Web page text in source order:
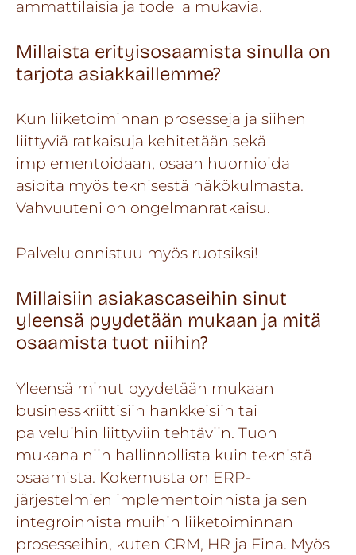
ammattilaisia ja todella mukavia.
Millaista erityisosaamista sinulla on
tarjota asiakkaillemme?
Kun liiketoiminnan prosesseja ja siihen
liittyviä ratkaisuja kehitetään sekä
implementoidaan, osaan huomioida
asioita myös teknisestä näkökulmasta.
Vahvuuteni on ongelmanratkaisu.
Palvelu onnistuu myös ruotsiksi!
Millaisiin asiakascaseihin sinut
yleensä pyydetään mukaan ja mitä
osaamista tuot niihin?
Yleensä minut pyydetään mukaan
businesskriittisiin hankkeisiin tai
palveluihin liittyviin tehtäviin. Tuon
mukana niin hallinnollista kuin teknistä
osaamista. Kokemusta on ERP-
järjestelmien implementoinnista ja sen
integroinnista muihin liiketoiminnan
prosesseihin, kuten CRM, HR ja Fina. Myös